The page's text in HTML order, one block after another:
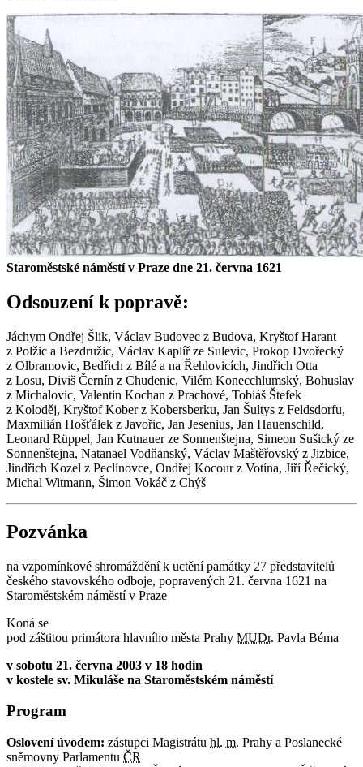
Staroměstské náměstí v Praze dne 21. června 1621
Odsouzení k popravě:
Jáchym Ondřej Šlik, Václav Budovec z Budova, Kryštof Harant
z Polžic a Bezdružic, Václav Kaplíř ze Sulevic, Prokop Dvořecký
z Olbramovic, Bedřich z Bílé a na Řehlovicích, Jindřich Otta
z Losu, Diviš Černín z Chudenic, Vilém Konecchlumský, Bohuslav
z Michalovic, Valentin Kochan z Prachové, Tobiáš Štefek
z Koloděj, Kryštof Kober z Kobersberku, Jan Šultys z Feldsdorfu,
Maxmilián Hošťálek z Javořic, Jan Jesenius, Jan Hauenschild,
Leonard Rüppel, Jan Kutnauer ze Sonnenštejna, Simeon Sušický ze
Sonnenštejna, Natanael Vodňanský, Václav Maštěřovský z Jizbice,
Jindřich Kozel z Peclínovce, Ondřej Kocour z Votína, Jiří Řečický,
Michal Witmann, Šimon Vokáč z Chýš
Pozvánka
na vzpomínkové shromáždění k uctění památky 27 představitelů
českého stavovského odboje, popravených 21. června 1621 na
Staroměstském náměstí v Praze
Koná se
pod záštitou primátora hlavního města Prahy MUDr. Pavla Béma
v sobotu 21. června 2003 v 18 hodin
v kostele sv. Mikuláše na Staroměstském náměstí
Program
Oslovení úvodem: zástupci Magistrátu hl. m. Prahy a Poslanecké
sněmovny Parlamentu ČR